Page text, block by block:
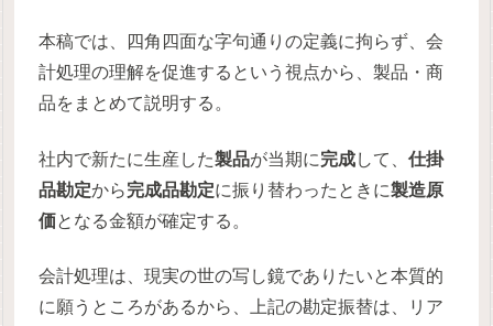
本稿では、四角四面な字句通りの定義に拘らず、会
計処理の理解を促進するという視点から、製品・商
品をまとめて説明する。
社内で新たに生産した製品が当期に完成して、仕掛
品勘定から完成品勘定に振り替わったときに製造原
価となる金額が確定する。
会計処理は、現実の世の写し鏡でありたいと本質的
に願うところがあるから、上記の勘定振替は、リア